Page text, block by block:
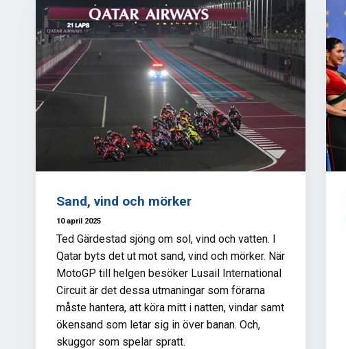
Sand, vind och mörker
10 april 2025
Ted Gärdestad sjöng om sol, vind och vatten. I
Qatar byts det ut mot sand, vind och mörker. När
MotoGP till helgen besöker Lusail International
Circuit är det dessa utmaningar som förarna
måste hantera, att köra mitt i natten, vindar samt
ökensand som letar sig in över banan. Och,
skuggor som spelar spratt.